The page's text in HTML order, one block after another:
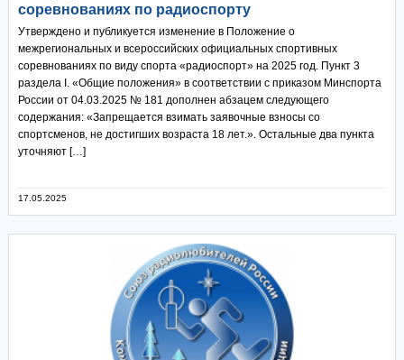
соревнованиях по радиоспорту
Утверждено и публикуется изменение в Положение о
межрегиональных и всероссийских официальных спортивных
соревнованиях по виду спорта «радиоспорт» на 2025 год. Пункт 3
раздела I. «Общие положения» в соответствии с приказом Минспорта
России от 04.03.2025 № 181 дополнен абзацем следующего
содержания: «Запрещается взимать заявочные взносы со
спортсменов, не достигших возраста 18 лет.». Остальные два пункта
уточняют […]
17.05.2025